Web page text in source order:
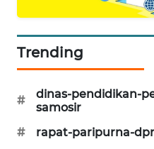
Trending
#
dinas-pendidikan-
samosir
#
rapat-paripurna-